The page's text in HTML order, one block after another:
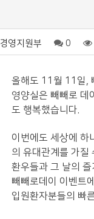
경영지원부 0
올해도 11월 11일,
영양실은 빼빼로 데
도 행복했습니다.
이번에도 세상에 하
의 유대관계를 가질
환우들과 그 날의
빼빼로데이 이벤트
입원환자분들의 빠